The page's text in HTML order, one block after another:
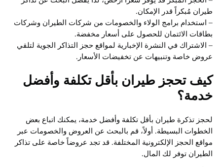
طيران مُبكراً قدر الإمكان.
– استخدام برامج الولاء والخصومات من شركات الطيران وشركات
بطاقات الائتمان للحصول على أسعار مخفضة.
– الاشتراك في النشرة الإخبارية لمواقع حجز التذاكر الجوية لتلقي
عروض خاصة وتنبيهات عن تخفيضات الأسعار.
كيف تحجز طيران بأقل تكلفة وأفضل
خدمة؟
لحجز تذكرة طيران بأقل تكلفة وأفضل خدمة، يمكنك اتباع بعض
الخطوات البسيطة. أولاً، قم بالبحث عن العروض والخصومات عبر
مواقع الحجز الإلكترونية المختلفة. قد تجد عروضاً خاصة على تذاكر
الطيران توفر لك المال.